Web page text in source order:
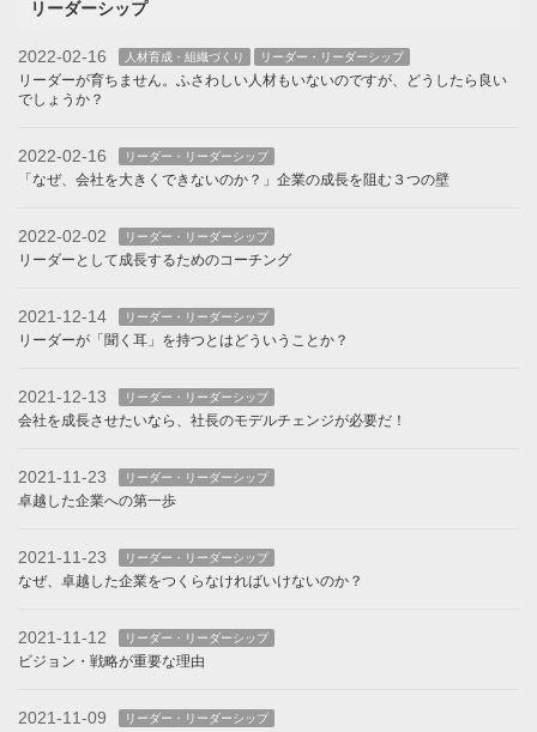
リーダーシップ
2022-02-16 人材育成・組織づくり リーダー・リーダーシップ
リーダーが育ちません。ふさわしい人材もいないのですが、どうしたら良い
でしょうか？
2022-02-16 リーダー・リーダーシップ
「なぜ、会社を大きくできないのか？」企業の成長を阻む３つの壁
2022-02-02 リーダー・リーダーシップ
リーダーとして成長するためのコーチング
2021-12-14 リーダー・リーダーシップ
リーダーが「聞く耳」を持つとはどういうことか？
2021-12-13 リーダー・リーダーシップ
会社を成長させたいなら、社長のモデルチェンジが必要だ！
2021-11-23 リーダー・リーダーシップ
卓越した企業への第一歩
2021-11-23 リーダー・リーダーシップ
なぜ、卓越した企業をつくらなければいけないのか？
2021-11-12 リーダー・リーダーシップ
ビジョン・戦略が重要な理由
2021-11-09 リーダー・リーダーシップ